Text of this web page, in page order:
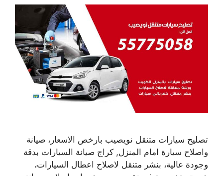
تصليح سيارات متنقل نويصيب بارخص الاسعار، صيانة
واصلاح سيارة امام المنزل, كراج صيانة السيارات بدقة
وجودة عالية، بنشر متنقل لاصلاح اعطال السيارات،